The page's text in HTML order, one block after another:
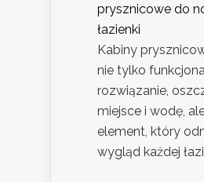
prysznicowe do
łazienki
Kabiny
nie tylko
rozwiązanie,
miejsce i wodę,
element, który
wygląd każdej